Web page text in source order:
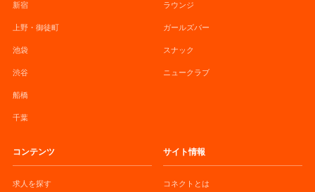
新宿
上野・御徒町
池袋
渋谷
船橋
千葉
ラウンジ
ガールズバー
スナック
ニュークラブ
コンテンツ
求人を探す
サイト情報
コネクトとは